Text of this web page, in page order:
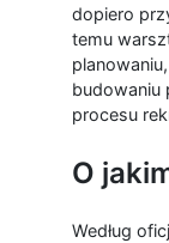
dopiero
temu
budowaniu
procesu
O
Według